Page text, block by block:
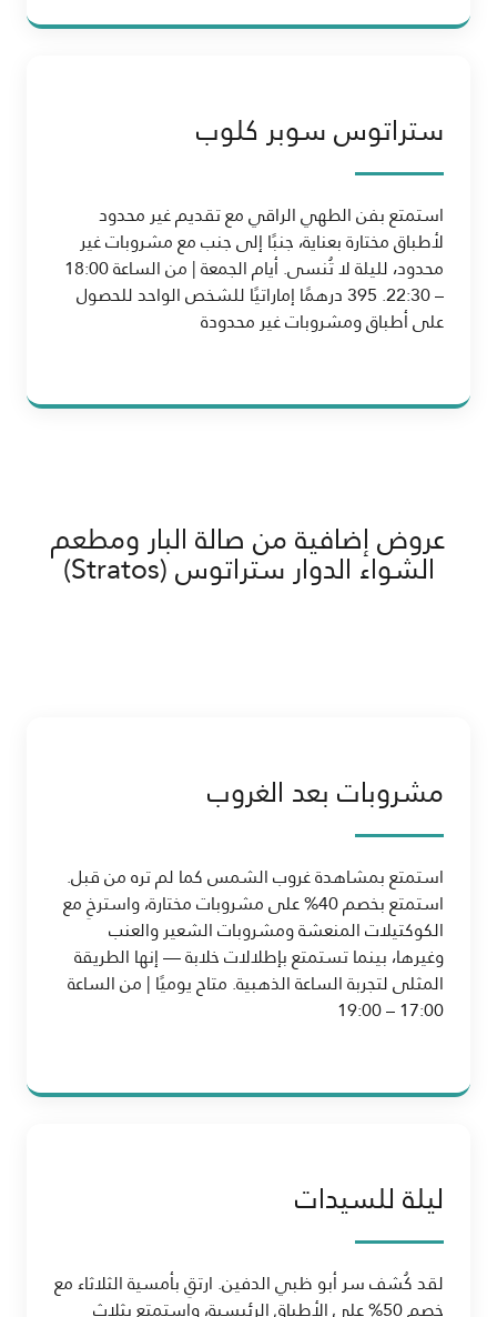
ستراتوس سوبر كلوب
استمتع بفن الطهي الراقي مع تقديم غير محدود
لأطباق مختارة بعناية، جنبًا إلى جنب مع مشروبات غير
محدود، لليلة لا تُنسى. أيام الجمعة | من الساعة 18:00
– 22:30. 395 درهمًا إماراتيًا للشخص الواحد للحصول
على أطباق ومشروبات غير محدودة
عروض إضافية من صالة البار ومطعم
الشواء الدوار ستراتوس (Stratos)
مشروبات بعد الغروب
استمتع بمشاهدة غروب الشمس كما لم تره من قبل.
استمتع بخصم 40% على مشروبات مختارة، واسترخِ مع
الكوكتيلات المنعشة ومشروبات الشعير والعنب
وغيرها، بينما تستمتع بإطلالات خلابة — إنها الطريقة
المثلى لتجربة الساعة الذهبية. متاح يوميًا | من الساعة
17:00 – 19:00
ليلة للسيدات
لقد كُشف سر أبو ظبي الدفين. ارتقِ بأمسية الثلاثاء مع
خصم 50% على الأطباق الرئيسية، واستمتع بثلاث